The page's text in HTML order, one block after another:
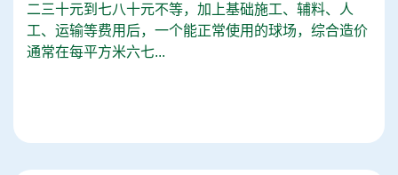
二三十元到七八十元不等，加上基础施工、辅料、人
工、运输等费用后，一个能正常使用的球场，综合造价
通常在每平方米六七...